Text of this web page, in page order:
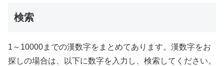
検索
1～10000までの漢数字をまとめてあります。漢数字をお
探しの場合は、以下に数字を入力し、検索してください。